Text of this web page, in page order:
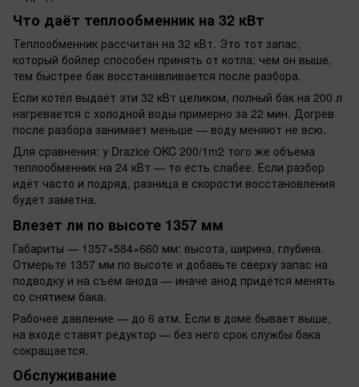
Что даёт теплообменник на 32 кВт
Теплообменник рассчитан на 32 кВт. Это тот запас,
который бойлер способен принять от котла: чем он выше,
тем быстрее бак восстанавливается после разбора.
Если котёл выдаёт эти 32 кВт целиком, полный бак на 200 л
нагревается с холодной воды примерно за 22 мин. Догрев
после разбора занимает меньше — воду меняют не всю.
Для сравнения: у Drazice OKC 200/1m2 того же объёма
теплообменник на 24 кВт — то есть слабее. Если разбор
идёт часто и подряд, разница в скорости восстановления
будет заметна.
Влезет ли по высоте 1357 мм
Габариты — 1357×584×660 мм: высота, ширина, глубина.
Отмерьте 1357 мм по высоте и добавьте сверху запас на
подводку и на съём анода — иначе анод придётся менять
со снятием бака.
Рабочее давление — до 6 атм. Если в доме бывает выше,
на входе ставят редуктор — без него срок службы бака
сокращается.
Обслуживание